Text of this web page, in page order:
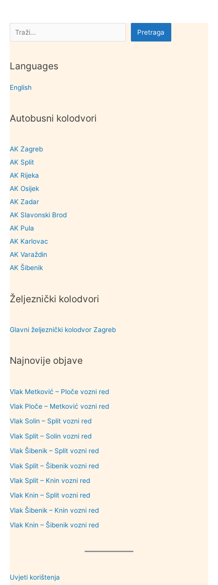
Pretraga Pretraga
Languages
English
Autobusni kolodvori
AK Zagreb
AK Split
AK Rijeka
AK Osijek
AK Zadar
AK Slavonski Brod
AK Pula
AK Karlovac
AK Varaždin
AK Šibenik
Željeznički kolodvori
Glavni željeznički kolodvor Zagreb
Najnovije objave
Vlak Metković – Ploče vozni red
Vlak Ploče – Metković vozni red
Vlak Solin – Split vozni red
Vlak Split – Solin vozni red
Vlak Šibenik – Split vozni red
Vlak Split – Šibenik vozni red
Vlak Split – Knin vozni red
Vlak Knin – Split vozni red
Vlak Šibenik – Knin vozni red
Vlak Knin – Šibenik vozni red
Uvjeti korištenja